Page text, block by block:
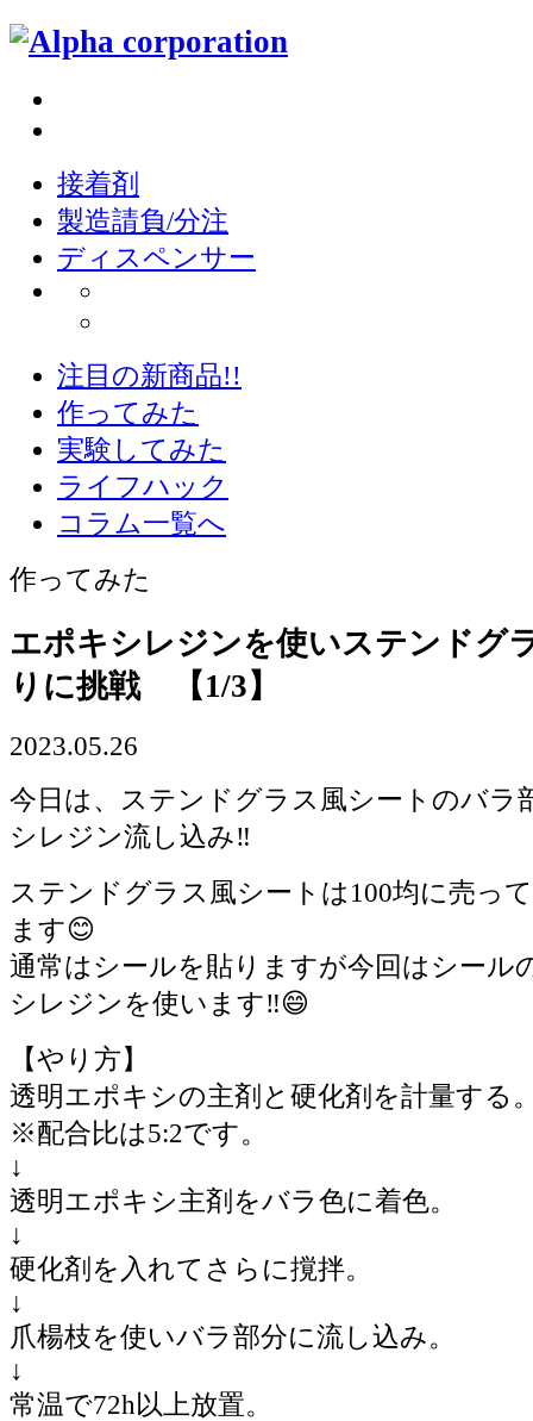
接着剤
製造請負/分注
ディスペンサー
注目の新商品!!
作ってみた
実験してみた
ライフハック
コラム一覧へ
作ってみた
エポキシレジンを使いステンドグ
りに挑戦 【1/3】
2023.05.26
今日は、ステンドグラス風シートのバラ
シレジン流し込み‼️
ステンドグラス風シートは100均に売っ
ます😊
通常はシールを貼りますが今回はシール
シレジンを使います‼️😄
【やり方】
透明エポキシの主剤と硬化剤を計量する
※配合比は5:2です。
↓
透明エポキシ主剤をバラ色に着色。
↓
硬化剤を入れてさらに撹拌。
↓
爪楊枝を使いバラ部分に流し込み。
↓
常温で72h以上放置。